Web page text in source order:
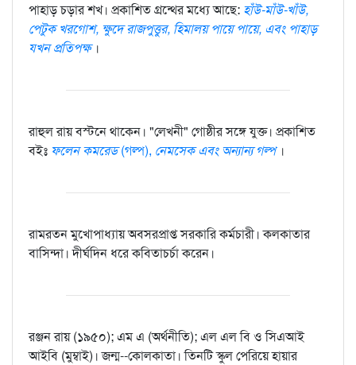
পাহাড় চড়ার শখ। প্রকাশিত গ্রন্থের মধ্যে আছে: হাঁউ-মাঁউ-খাঁউ,
পেটুক খরগোশ, ক্ষুদে রাজপুত্তুর, হিমালয় পায়ে পায়ে, এবং পাহাড়
যখন প্রতিপক্ষ ।
রাহুল রায় বস্টনে থাকেন। "লেখনী" গোষ্ঠীর সঙ্গে যুক্ত। প্রকাশিত
বইঃ ফলেন কমরেড(গল্প), নেমসেক এবং অন্যান্য গল্প ।
রামরতন মুখোপাধ্যায় অবসরপ্রাপ্ত সরকারি কর্মচারী। কলকাতার
বাসিন্দা। দীর্ঘদিন ধরে কবিতাচর্চা করেন।
রঞ্জন রায় (১৯৫০); এম এ (অর্থনীতি); এল এল বি ও সিএআই
আইবি (মুম্বাই)। জন্ম--কোলকাতা। তিনটি স্কুল পেরিয়ে হায়ার